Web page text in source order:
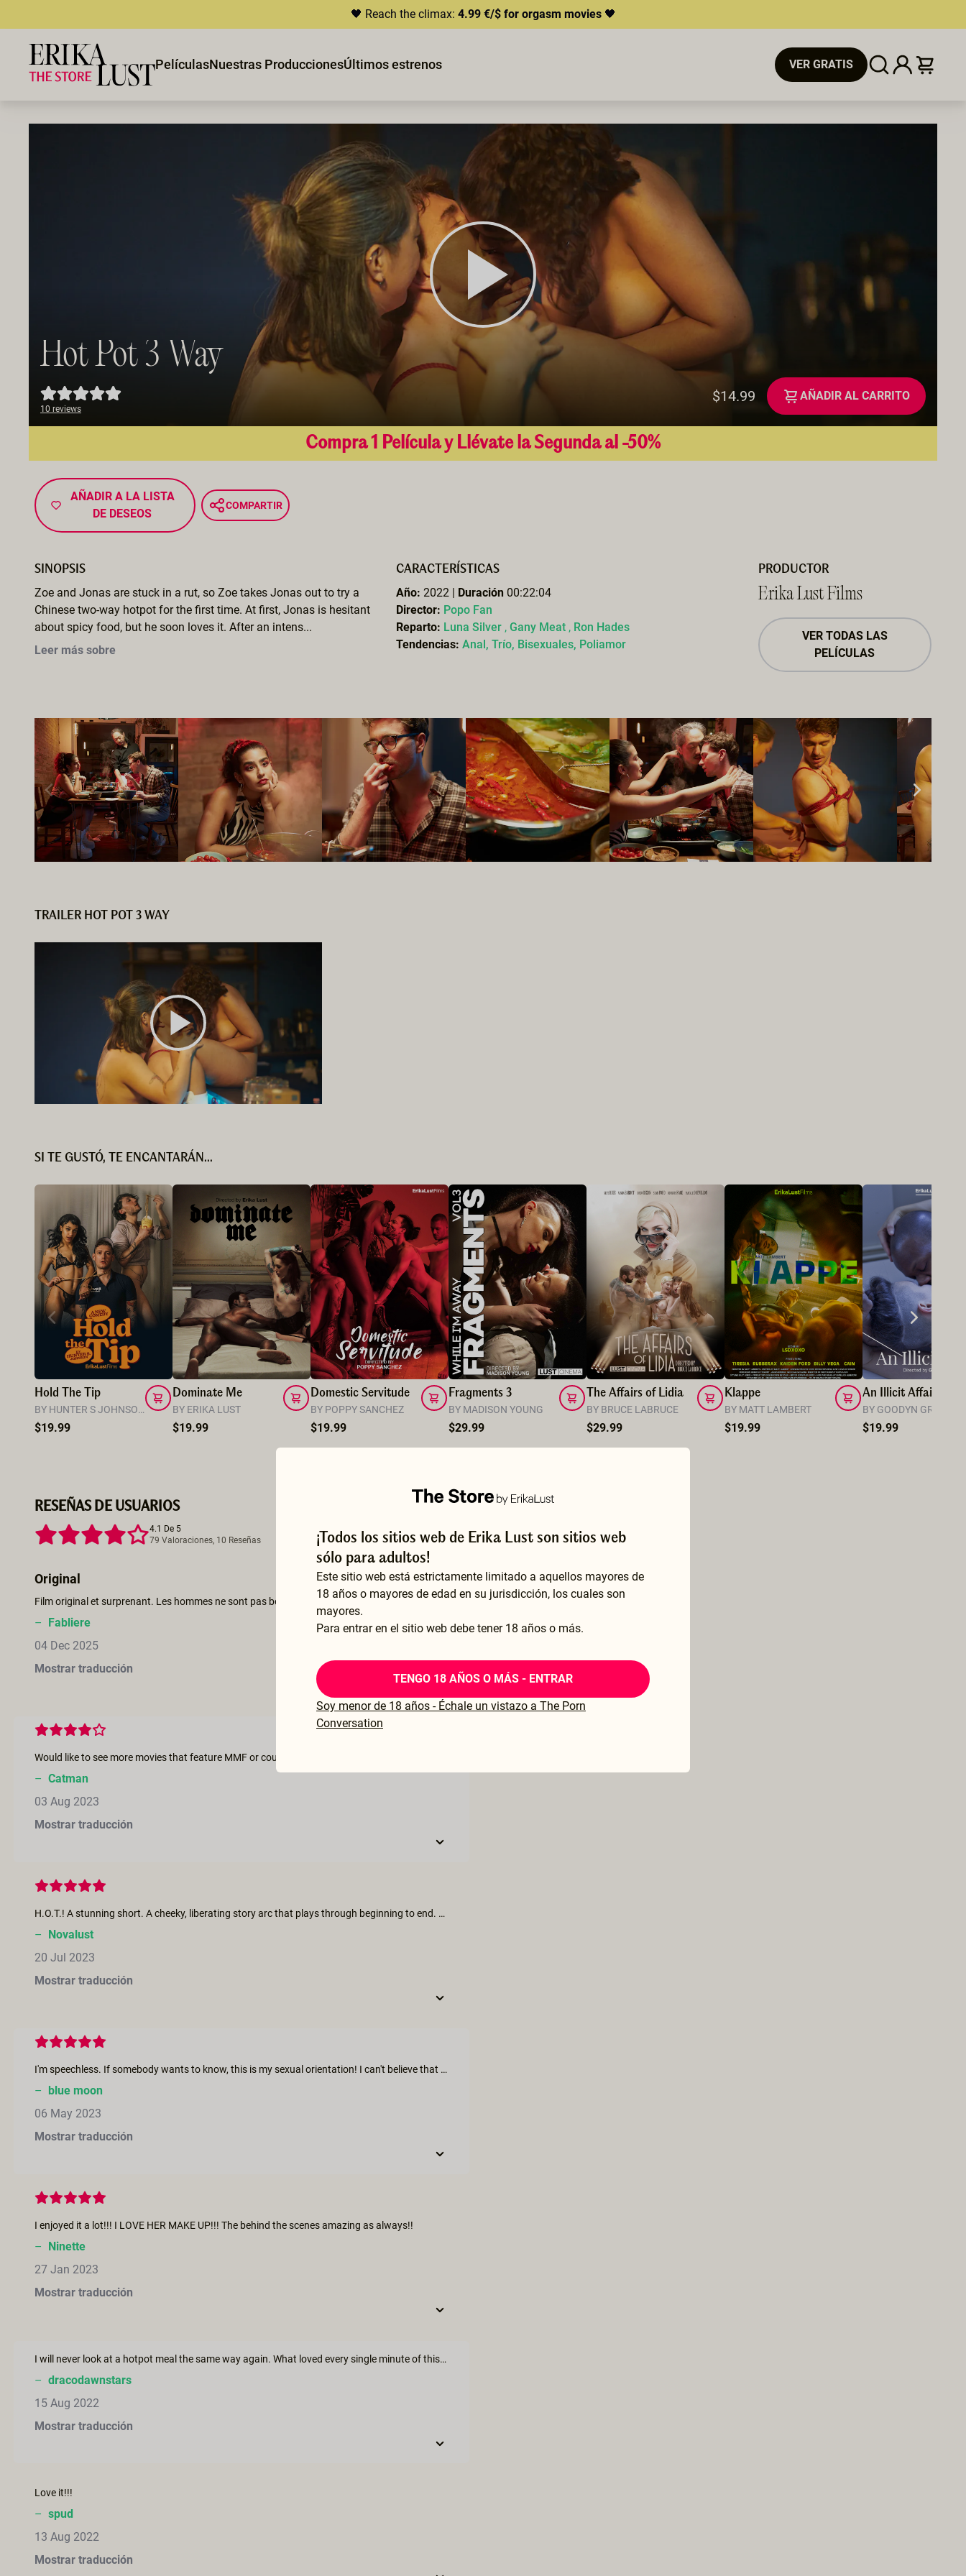
🖤 Reach the climax: 4.99 €/$ for orgasm movies🖤
PelículasNuestras ProduccionesÚltimos estrenos VER GRATIS
Hot Pot 3 Way
10 reviews
$14.99 AÑADIR AL CARRITO
Compra 1 Película y Llévate la Segunda al -50%
AÑADIR A LA LISTA
DE DESEOS
COMPARTIR
SINOPSIS
Zoe and Jonas are stuck in a rut, so Zoe takes Jonas out to try a
Chinese two-way hotpot for the first time. At first, Jonas is hesitant
about spicy food, but he soon loves it. After an intens...
Leer más sobre
CARACTERÍSTICAS
Año: 2022 | Duración 00:22:04
Director: Popo Fan
Reparto: Luna Silver ,Gany Meat , Ron Hades
Tendencias:Anal,Trío, Bisexuales, Poliamor
PRODUCTOR
Erika Lust Films
VER TODAS LAS
PELÍCULAS
TRAILER HOT POT 3 WAY
SI TE GUSTÓ, TE ENCANTARÁN...
Hold The Tip
BY HUNTER S JOHNSON
$19.99
Dominate Me
BY ERIKA LUST
$19.99
Domestic Servitude
BY POPPY SANCHEZ
$19.99
Fragments 3
BY MADISON YOUNG
$29.99
The Affairs of Lidia
BY BRUCE LABRUCE
$29.99
Klappe
BY MATT LAMBERT
$19.99
An Illicit Affair
BY GOODYN GREEN
$19.99
RESEÑAS DE USUARIOS
4.1 De 5
79 Valoraciones, 10 Reseñas
Original
Film original et surprenant. Les hommes ne sont pas bodybuildés et leurs sexes peuvent ne peuvent être bandés pendant toute l a séance. Une certaine idée du lacher-prise et de la liberté de jouir différemment, chacun (homme et femme) à sa façon.
– Fabliere
04 Dec 2025
Mostrar traducción
– Catman
03 Aug 2023
Mostrar traducción
H.O.T.! A stunning short. A cheeky, liberating story arc that plays through beginning to end. Wonderfully filmed, wonderfully scripted, beautifully performed! (Raise a hand those of you out there who wish for more of such content, celebrating sexual freedom and fluidity!)
– Novalust
20 Jul 2023
Mostrar traducción
I'm speechless. If somebody wants to know, this is my sexual orientation! I can't believe that I found the best, most perfect xxx movie I ever saw. This is also the first thing I want to try for real one day. Wow.
– blue moon
06 May 2023
Mostrar traducción
I enjoyed it a lot!!! I LOVE HER MAKE UP!!! The behind the scenes amazing as always!!
– Ninette
27 Jan 2023
Mostrar traducción
I will never look at a hotpot meal the same way again. What loved every single minute of this. The excitement of trying something new is always fun.....and in this case fun and sexy! I loved this so much!
– dracodawnstars
15 Aug 2022
Mostrar traducción
Love it!!!
– spud
13 Aug 2022
Mostrar traducción
¡Todos los sitios web de Erika Lust son sitios web
sólo para adultos!
Este sitio web está estrictamente limitado a aquellos mayores de
18 años o mayores de edad en su jurisdicción, los cuales son
mayores.
Para entrar en el sitio web debe tener 18 años o más.
TENGO 18 AÑOS O MÁS - ENTRAR
Soy menor de 18 años - Échale un vistazo a The Porn
Conversation